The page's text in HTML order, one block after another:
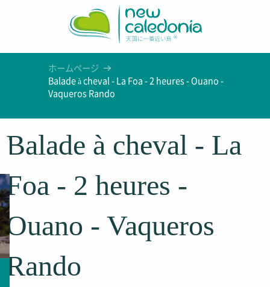
ホームページ
Balade à cheval - La Foa - 2 heures - Ouano -
Vaqueros Rando
Balade à cheval - La
Foa - 2 heures -
Ouano - Vaqueros
Rando